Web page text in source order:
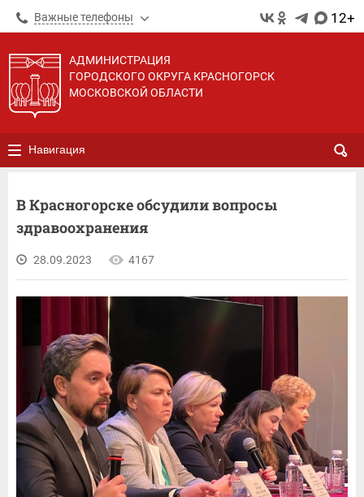
Важные телефоны 12+
АДМИНИСТРАЦИЯ
ГОРОДСКОГО ОКРУГА КРАСНОГОРСК
МОСКОВСКОЙ ОБЛАСТИ
Навигация
В Красногорске обсудили вопросы
здравоохранения
28.09.2023 4167